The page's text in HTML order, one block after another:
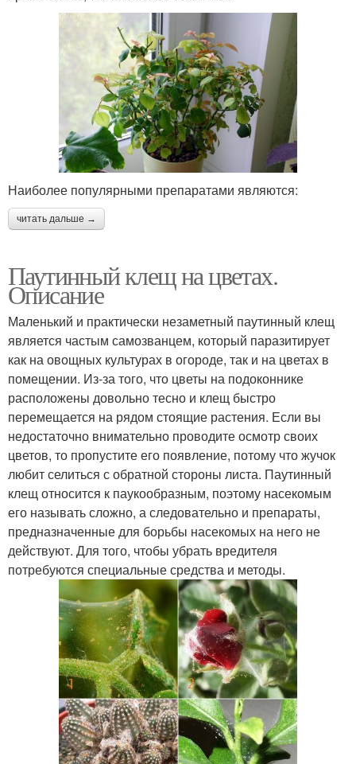
Наиболее популярными препаратами являются:
читать дальше →
Паутинный клещ на цветах.
Описание
Маленький и практически незаметный паутинный клещ
является частым самозванцем, который паразитирует
как на овощных культурах в огороде, так и на цветах в
помещении. Из-за того, что цветы на подоконнике
расположены довольно тесно и клещ быстро
перемещается на рядом стоящие растения. Если вы
недостаточно внимательно проводите осмотр своих
цветов, то пропустите его появление, потому что жучок
любит селиться с обратной стороны листа. Паутинный
клещ относится к паукообразным, поэтому насекомым
его называть сложно, а следовательно и препараты,
предназначенные для борьбы насекомых на него не
действуют. Для того, чтобы убрать вредителя
потребуются специальные средства и методы.